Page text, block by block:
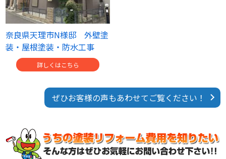
奈良県天理市N様邸 外壁塗
装・屋根塗装・防水工事
詳しくはこちら
ぜひお客様の声もあわせてご覧ください！